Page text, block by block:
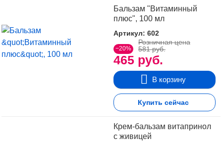
Бальзам "Витаминный
плюс", 100 мл
Артикул: 602
−20%
465 руб.
Розничная цена
581 руб.
В корзину
Купить сейчас
Крем-бальзам витапринол
с живицей